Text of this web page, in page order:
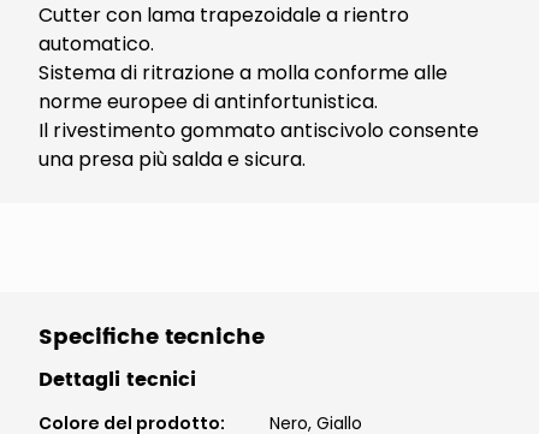
Cutter con lama trapezoidale a rientro
automatico.
Sistema di ritrazione a molla conforme alle
norme europee di antinfortunistica.
Il rivestimento gommato antiscivolo consente
una presa più salda e sicura.
Specifiche tecniche
Dettagli tecnici
Colore del prodotto: Nero, Giallo